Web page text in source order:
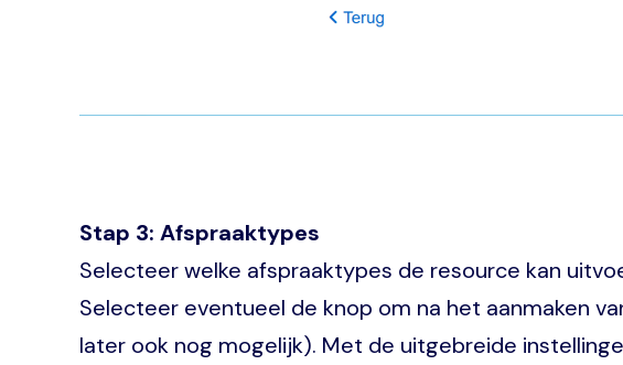
Stap 3: Afspraaktypes
Selecteer welke afspraaktypes de resource kan
Selecteer eventueel de knop om na het aanmaken
later ook nog mogelijk). Met de uitgebreide